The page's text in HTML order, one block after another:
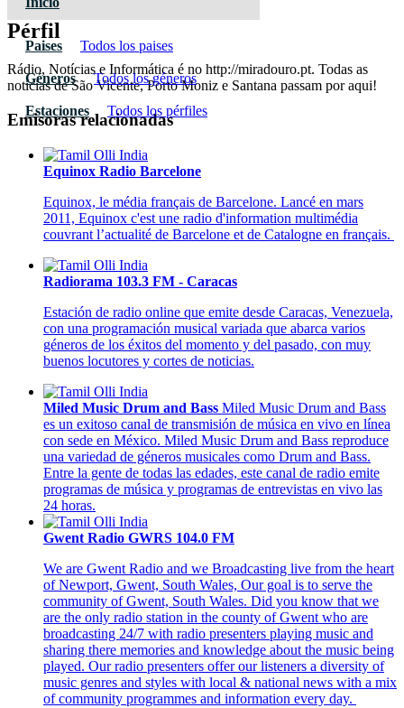
Paises Todos los paises
Géneros Todos los géneros
Estaciones Todos los pérfiles
Pérfil
Rádio, Notícias e Informática é no http://miradouro.pt. Todas as
notícias de São Vicente, Porto Moniz e Santana passam por aqui!
Emisoras relacionadas
Equinox Radio Barcelone
Equinox, le média français de Barcelone. Lancé en mars
2011, Equinox c'est une radio d'information multimédia
couvrant l’actualité de Barcelone et de Catalogne en français.
Radiorama 103.3 FM - Caracas
Estación de radio online que emite desde Caracas, Venezuela,
con una programación musical variada que abarca varios
géneros de los éxitos del momento y del pasado, con muy
buenos locutores y cortes de noticias.
Miled Music Drum and Bass Miled Music Drum and Bass
es un exitoso canal de transmisión de música en vivo en línea
con sede en México. Miled Music Drum and Bass reproduce
una variedad de géneros musicales como Drum and Bass.
Entre la gente de todas las edades, este canal de radio emite
programas de música y programas de entrevistas en vivo las
24 horas.
Gwent Radio GWRS 104.0 FM
We are Gwent Radio and we Broadcasting live from the heart
of Newport, Gwent, South Wales, Our goal is to serve the
community of Gwent, South Wales. Did you know that we
are the only radio station in the county of Gwent who are
broadcasting 24/7 with radio presenters playing music and
sharing there memories and knowledge about the music being
played. Our radio presenters offer our listeners a diversity of
music genres and styles with local & national news with a mix
of community programmes and information every day.